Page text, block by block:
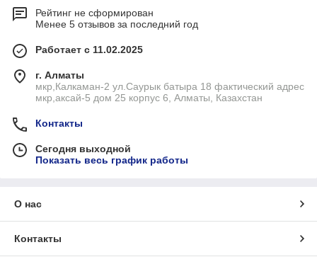
Рейтинг не сформирован
Менее 5 отзывов за последний год
Работает с 11.02.2025
г. Алматы
мкр,Калкаман-2 ул.Саурык батыра 18 фактический адрес
мкр,аксай-5 дом 25 корпус 6, Алматы, Казахстан
Контакты
Сегодня выходной
Показать весь график работы
О нас
Контакты